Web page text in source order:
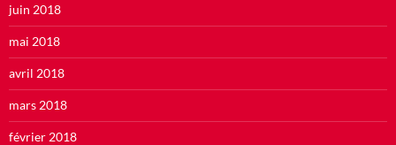
juin 2018
mai 2018
avril 2018
mars 2018
février 2018